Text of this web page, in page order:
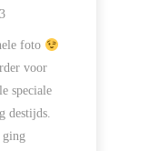
foto
voor
speciale
destijds.
ging